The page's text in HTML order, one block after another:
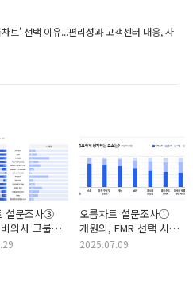
트' 선택 이유...편리성과 고객센터 대응, 사
설문조사③
의사 그룹
능 만족도
오름차트 설문조사①
개원의, EMR 선택 시
가장 중요한 기준은?
2025.07.09